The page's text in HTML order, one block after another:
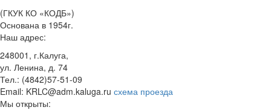
(ГКУК КО «КОДБ»)
Основана в 1954г.
Наш адрес:
248001, г.Калуга,
ул. Ленина, д. 74
Тел.: (4842)57-51-09
Email: KRLC@adm.kaluga.ru схема проезда
Мы открыты: